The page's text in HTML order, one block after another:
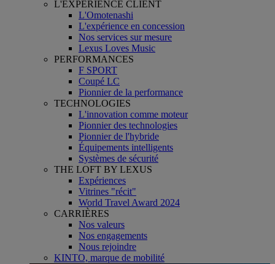
L'EXPÉRIENCE CLIENT
L'Omotenashi
L'expérience en concession
Nos services sur mesure
Lexus Loves Music
PERFORMANCES
F SPORT
Coupé LC
Pionnier de la performance
TECHNOLOGIES
L'innovation comme moteur
Pionnier des technologies
Pionnier de l'hybride
Équipements intelligents
Systèmes de sécurité
THE LOFT BY LEXUS
Expériences
Vitrines "récit"
World Travel Award 2024
CARRIÈRES
Nos valeurs
Nos engagements
Nous rejoindre
KINTO, marque de mobilité